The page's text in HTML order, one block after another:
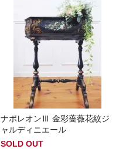
ナポレオンⅢ 金彩薔薇花紋ジ
ャルディニエール
SOLD OUT